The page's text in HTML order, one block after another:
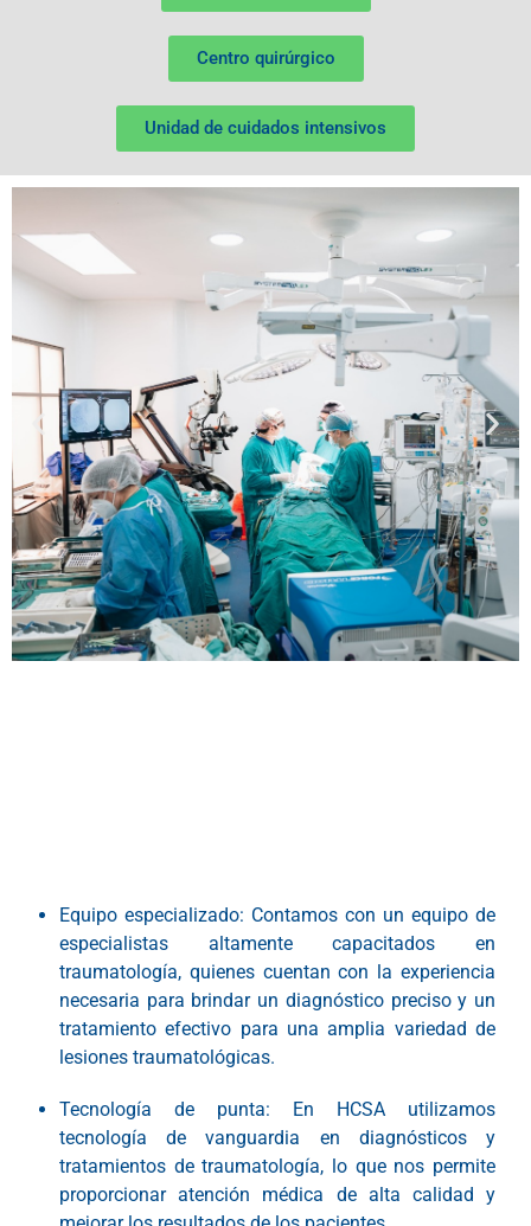
Centro quirúrgico
Unidad de cuidados intensivos
Equipo especializado: Contamos con un equipo de
especialistas altamente capacitados en
traumatología, quienes cuentan con la experiencia
necesaria para brindar un diagnóstico preciso y un
tratamiento efectivo para una amplia variedad de
lesiones traumatológicas.
Tecnología de punta: En HCSA utilizamos
tecnología de vanguardia en diagnósticos y
tratamientos de traumatología, lo que nos permite
proporcionar atención médica de alta calidad y